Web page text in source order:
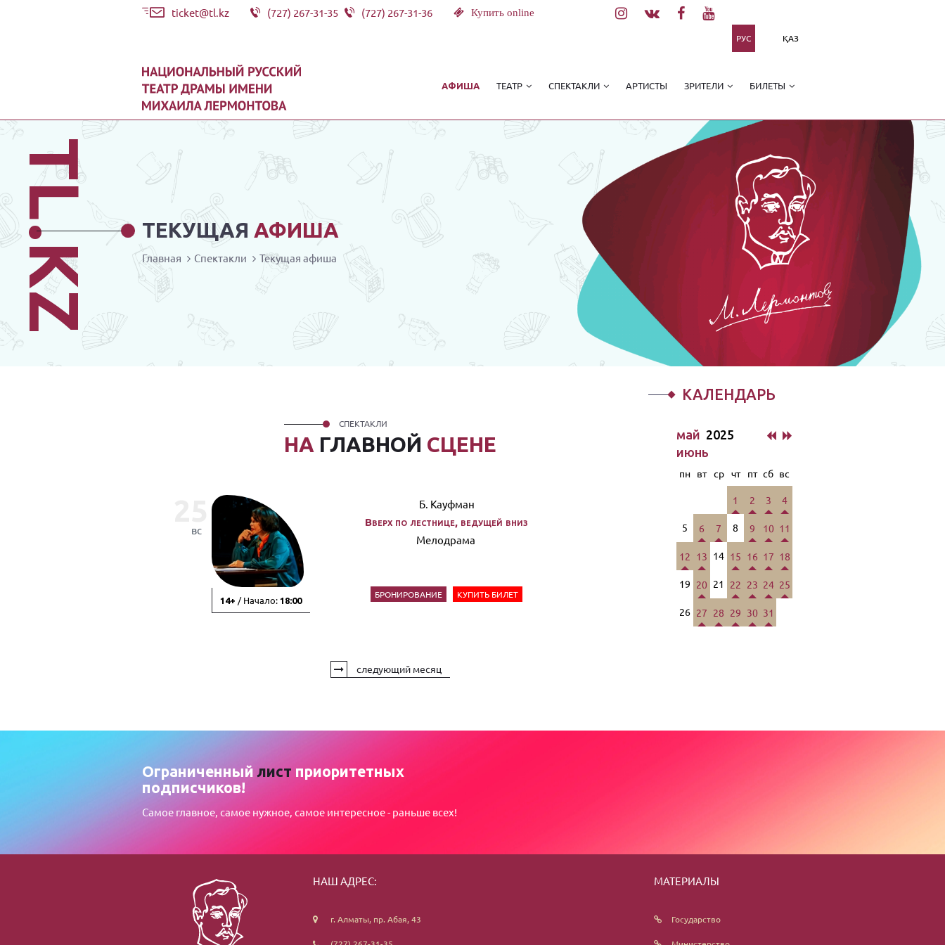
ticket@tl.kz (727) 267-31-35 (727) 267-31-36 Купить online
РУС ҚАЗ
АФИША ТЕАТР СПЕКТАКЛИ АРТИСТЫ ЗРИТЕЛИ БИЛЕТЫ
ТЕКУЩАЯ АФИША
TL.KZ Главная Спектакли Текущая афиша
НА ГЛАВНОЙ СЦЕНЕ
СПЕКТАКЛИ
вс
14+ / Начало: 18:00
Б. Кауфман
Вверх по лестнице, ведущей вниз
Мелодрама
БРОНИРОВАНИЕ КУПИТЬ БИЛЕТ
следующий месяц
КАЛЕНДАРЬ
май 2025
июнь
пн вт ср чт пт сб вс
1 2 3 4
5 6 7 8 9 10 11
12 13 14 15 16 17 18
19 20 21 22 23 24 25
26 27 28 29 30 31
Ограниченныйлист приоритетных
подписчиков!
Самое главное, самое нужное, самое интересное - раньше всех!
НАШ АДРЕС:
г. Алматы, пр. Абая, 43
МАТЕРИАЛЫ
Государство